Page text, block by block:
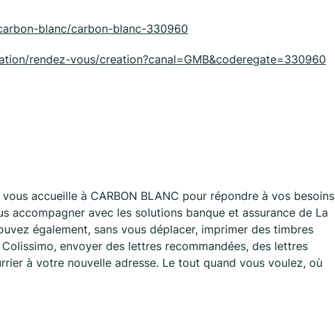
blanc/carbon-blanc-330960
rendez-vous/creation?canal=GMB&coderegate=330960
accueille à CARBON BLANC pour répondre à vos besoins
accompagner avec les solutions banque et assurance de La
également, sans vous déplacer, imprimer des timbres
envoyer des lettres recommandées, des lettres
à votre nouvelle adresse. Le tout quand vous voulez, où